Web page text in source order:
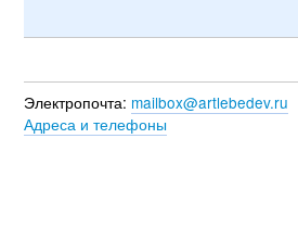
Электропочта: mailbox@artlebedev.ru
Адреса и телефоны